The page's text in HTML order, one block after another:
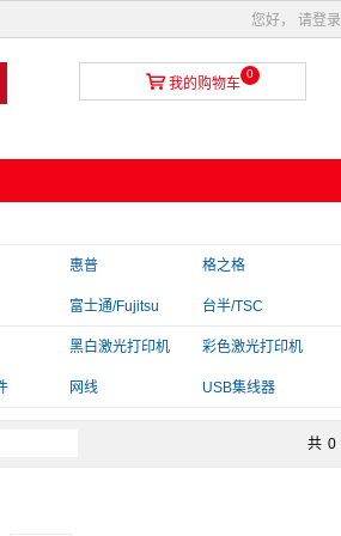
您好， 请登录
 我的购物车
0
惠普 格之格
富士通/Fujitsu 台半/TSC
毕亚兹 金印典
黑白激光打印机 彩色激光打印机
网线 USB集线器
共 0